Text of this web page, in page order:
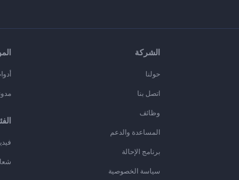
الشركة
حولنا
اتصل بنا
وظائف
المساعدة والدعم
برنامج الإحالة
سياسة الخصوصية